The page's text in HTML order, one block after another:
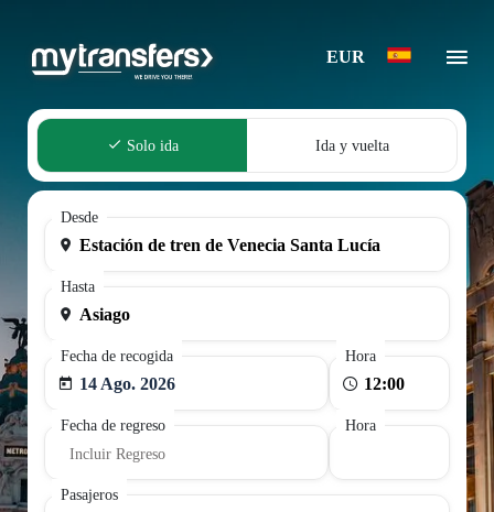
EUR
Solo ida Ida y vuelta
Desde
Hasta
Fecha de recogida
14 Ago. 2026
Hora
Fecha de regreso
Incluir Regreso
Hora
Pasajeros